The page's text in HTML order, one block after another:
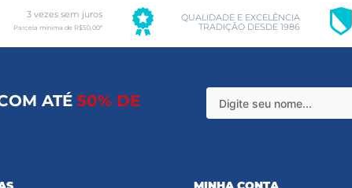
3 vezes sem juros
Parcela mínima de R$50,00*
QUALIDADE E EXCELÊNCIA
TRADIÇÃO DESDE 1986
ATÉ 50% DE